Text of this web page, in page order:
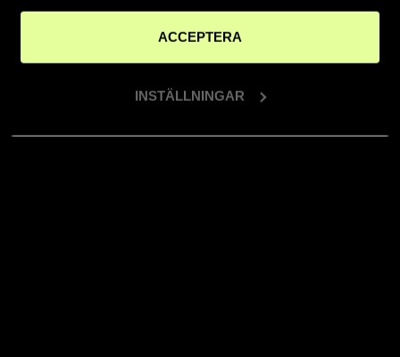
ACCEPTERA
INSTÄLLNINGAR